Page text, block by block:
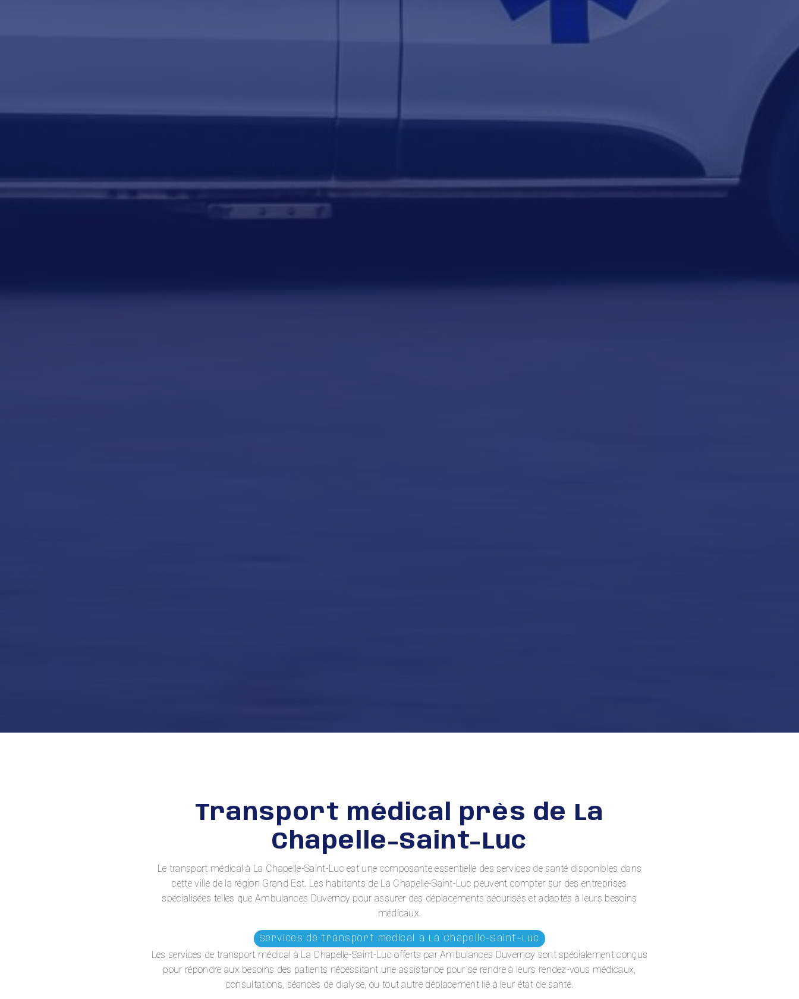
Transport médical près de La
Chapelle-Saint-Luc
Le transport médical à La Chapelle-Saint-Luc est une composante essentielle des services de santé disponibles dans
cette ville de la région Grand Est. Les habitants de La Chapelle-Saint-Luc peuvent compter sur des entreprises
spécialisées telles que Ambulances Duvernoy pour assurer des déplacements sécurisés et adaptés à leurs besoins
médicaux.
Services de transport médical à La Chapelle-Saint-Luc
Les services de transport médical à La Chapelle-Saint-Luc offerts par Ambulances Duvernoy sont spécialement conçus
pour répondre aux besoins des patients nécessitant une assistance pour se rendre à leurs rendez-vous médicaux,
consultations, séances de dialyse, ou tout autre déplacement lié à leur état de santé.